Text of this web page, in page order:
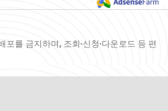
를 금지하며, 조회·신청·다운로드 등 편